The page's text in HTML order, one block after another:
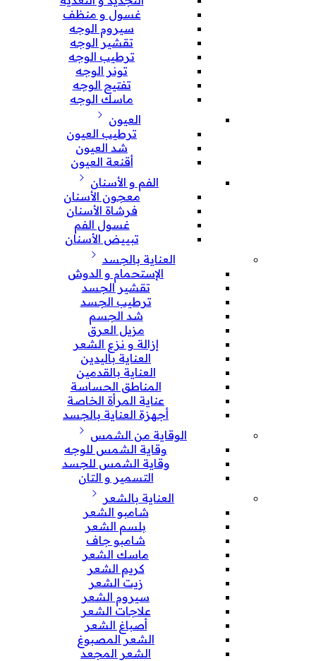
غسول و منظف
سيروم الوجه
تقشير الوجه
ترطيب الوجه
تونر الوجه
تفتيح الوجه
ماسك الوجه
العيون
ترطيب العيون
شد العيون
أقنعة العيون
الفم و الأسنان
معجون الأسنان
فرشاة الأسنان
غسول الفم
تبييض الأسنان
العناية بالجسد
الإستحمام و الدوش
تقشير الجسد
ترطيب الجسد
شد الجسم
مزيل العرق
إزالة و نزع الشعر
العناية باليدين
العناية بالقدمين
المناطق الحساسة
عناية المرأة الخاصة
أجهزة العناية بالجسد
الوقاية من الشمس
وقاية الشمس للوجه
وقاية الشمس للجسد
التسمير و التان
العناية بالشعر
شامبو الشعر
بلسم الشعر
شامبو جاف
ماسك الشعر
كريم الشعر
زيت الشعر
سيروم الشعر
علاجات الشعر
أصباغ الشعر
الشعر المصبوغ
الشعر المجعد